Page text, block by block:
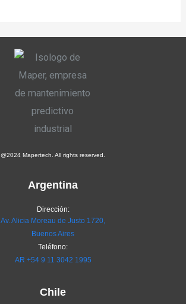
@2024 Mapertech. All rights reserved.
Argentina
Dirección:
Av. Alicia Moreau de Justo 1720,
Buenos Aires
Teléfono:
AR +54 9 11 3042 1995
Chile